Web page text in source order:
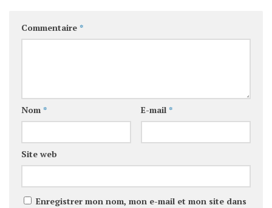
Commentaire *
Nom * E-mail *
Site web
Enregistrer mon nom, mon e-mail et mon site dans